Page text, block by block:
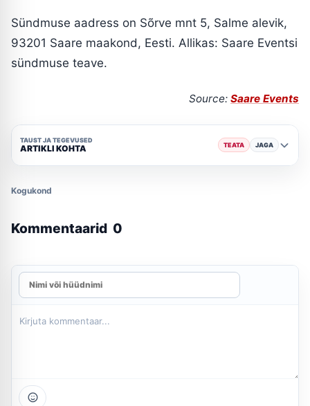
Sündmuse aadress on Sõrve mnt 5, Salme alevik,
93201 Saare maakond, Eesti. Allikas: Saare Eventsi
sündmuse teave.
Source: Saare Events
TAUST JA TEGEVUSED
ARTIKLI KOHTA TEATA JAGA
Kogukond
Kommentaarid 0